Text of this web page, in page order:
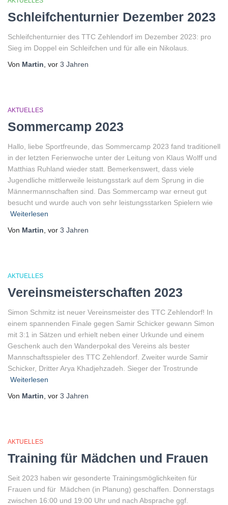
Schleifchenturnier Dezember 2023
Schleifchenturnier des TTC Zehlendorf im Dezember 2023: pro
Sieg im Doppel ein Schleifchen und für alle ein Nikolaus.
Von Martin , vor 3 Jahren
AKTUELLES
Sommercamp 2023
Hallo, liebe Sportfreunde, das Sommercamp 2023 fand traditionell
in der letzten Ferienwoche unter der Leitung von Klaus Wolff und
Matthias Ruhland wieder statt. Bemerkenswert, dass viele
Jugendliche mittlerweile leistungsstark auf dem Sprung in die
Männermannschaften sind. Das Sommercamp war erneut gut
besucht und wurde auch von sehr leistungsstarken Spielern wie
Weiterlesen
Von Martin , vor 3 Jahren
AKTUELLES
Vereinsmeisterschaften 2023
Simon Schmitz ist neuer Vereinsmeister des TTC Zehlendorf! In
einem spannenden Finale gegen Samir Schicker gewann Simon
mit 3:1 in Sätzen und erhielt neben einer Urkunde und einem
Geschenk auch den Wanderpokal des Vereins als bester
Mannschaftsspieler des TTC Zehlendorf. Zweiter wurde Samir
Schicker, Dritter Arya Khadjehzadeh. Sieger der Trostrunde
Weiterlesen
Von Martin , vor 3 Jahren
AKTUELLES
Training für Mädchen und Frauen
Seit 2023 haben wir gesonderte Trainingsmöglichkeiten für
Frauen und für Mädchen (in Planung) geschaffen. Donnerstags
zwischen 16:00 und 19:00 Uhr und nach Absprache ggf.